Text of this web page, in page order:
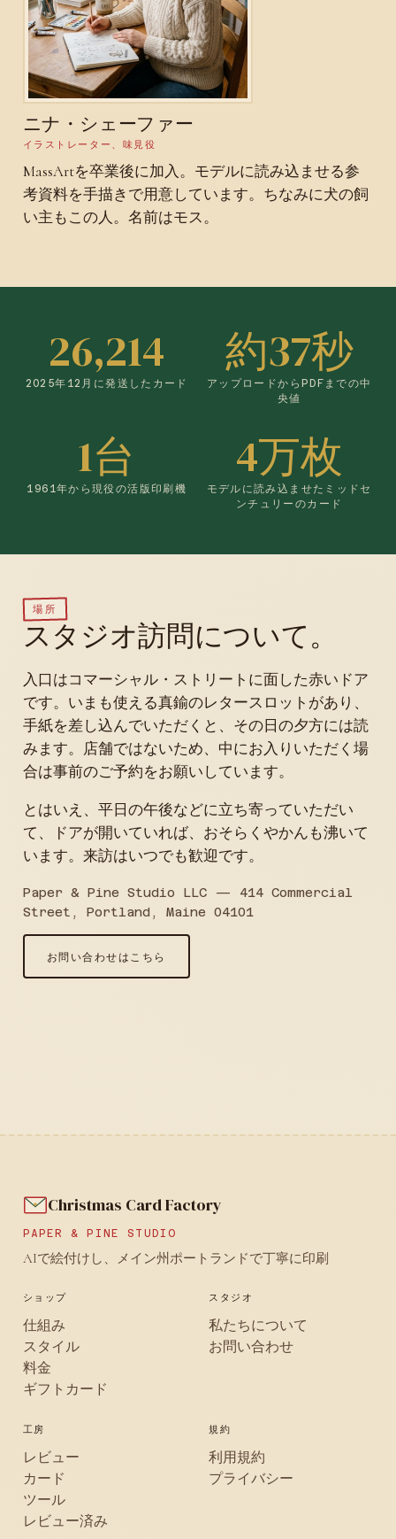
ニナ・シェーファー
イラストレーター、味見役
MassArtを卒業後に加入。モデルに読み込ませる参
考資料を手描きで用意しています。ちなみに犬の飼
い主もこの人。名前はモス。
26,214
2025年12月に発送したカード
約37秒
アップロードからPDFまでの中
央値
1台
1961年から現役の活版印刷機
4万枚
モデルに読み込ませたミッドセ
ンチュリーのカード
場所
スタジオ訪問について。
入口はコマーシャル・ストリートに面した赤いドア
です。いまも使える真鍮のレタースロットがあり、
手紙を差し込んでいただくと、その日の夕方には読
みます。店舗ではないため、中にお入りいただく場
合は事前のご予約をお願いしています。
とはいえ、平日の午後などに立ち寄っていただい
て、ドアが開いていれば、おそらくやかんも沸いて
います。来訪はいつでも歓迎です。
Paper & Pine Studio LLC — 414 Commercial
Street, Portland, Maine 04101
お問い合わせはこちら
Christmas Card Factory
PAPER & PINE STUDIO
AIで絵付けし、メイン州ポートランドで丁寧に印刷
ショップ
仕組み
スタイル
料金
ギフトカード
スタジオ
私たちについて
お問い合わせ
工房
レビュー
カード
ツール
レビュー済み
規約
利用規約
プライバシー